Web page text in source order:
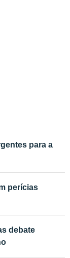
para a
perícias
debate